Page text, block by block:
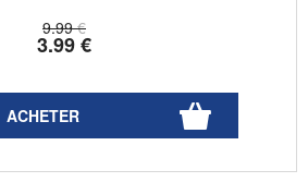
9.99 €
3.99€